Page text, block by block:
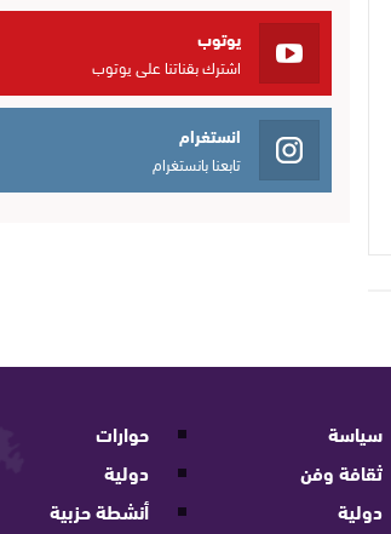
يوتوب
اشترك بقناتنا على يوتوب
انستغرام
تابعنا بانستغرام
سياسة
ثقافة وفن
دولية
حوارات
دولية
أنشطة حزبية